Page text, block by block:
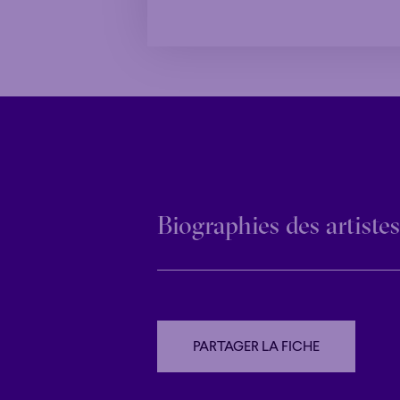
Biographies des artistes
PARTAGER LA FICHE
PARTAGER LA FICHE